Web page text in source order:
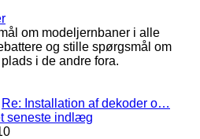
om modeljernbaner i alle
og stille spørgsmål om
i de andre fora.
Re: Installation af dekoder o…
seneste indlæg